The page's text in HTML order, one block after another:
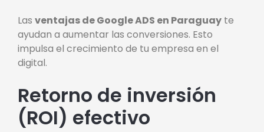
Las ventajas de Google ADS en Paraguay te
ayudan a aumentar las conversiones. Esto
impulsa el crecimiento de tu empresa en el
digital.
Retorno de inversión
(ROI) efectivo